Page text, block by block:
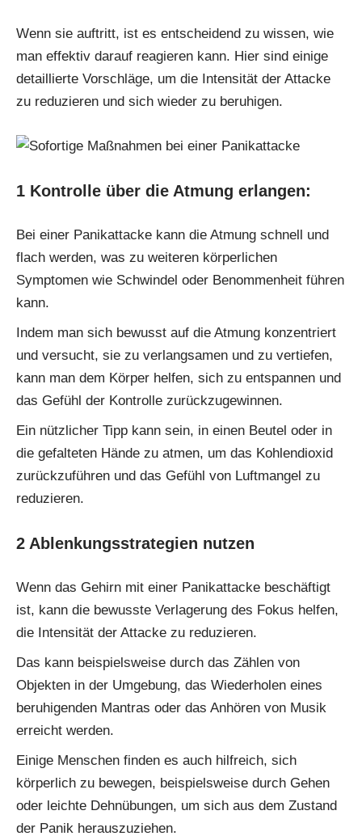
Wenn sie auftritt, ist es entscheidend zu wissen, wie
man effektiv darauf reagieren kann. Hier sind einige
detaillierte Vorschläge, um die Intensität der Attacke
zu reduzieren und sich wieder zu beruhigen.
1 Kontrolle über die Atmung erlangen:
Bei einer Panikattacke kann die Atmung schnell und
flach werden, was zu weiteren körperlichen
Symptomen wie Schwindel oder Benommenheit führen
kann.
Indem man sich bewusst auf die Atmung konzentriert
und versucht, sie zu verlangsamen und zu vertiefen,
kann man dem Körper helfen, sich zu entspannen und
das Gefühl der Kontrolle zurückzugewinnen.
Ein nützlicher Tipp kann sein, in einen Beutel oder in
die gefalteten Hände zu atmen, um das Kohlendioxid
zurückzuführen und das Gefühl von Luftmangel zu
reduzieren.
2 Ablenkungsstrategien nutzen
Wenn das Gehirn mit einer Panikattacke beschäftigt
ist, kann die bewusste Verlagerung des Fokus helfen,
die Intensität der Attacke zu reduzieren.
Das kann beispielsweise durch das Zählen von
Objekten in der Umgebung, das Wiederholen eines
beruhigenden Mantras oder das Anhören von Musik
erreicht werden.
Einige Menschen finden es auch hilfreich, sich
körperlich zu bewegen, beispielsweise durch Gehen
oder leichte Dehnübungen, um sich aus dem Zustand
der Panik herauszuziehen.